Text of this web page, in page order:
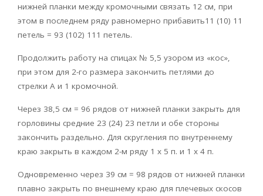
нижней планки между кромочными связать 12 см, при
этом в последнем ряду равномерно прибавить11 (10) 11
петель = 93 (102) 111 петель.
Продолжить работу на спицах № 5,5 узором из «кос»,
при этом для 2-го размера закончить петлями до
стрелки А и 1 кромочной.
Через 38,5 см = 96 рядов от нижней планки закрыть для
горловины средние 23 (24) 23 петли и обе стороны
закончить раздельно. Для скругления по внутреннему
краю закрыть в каждом 2-м ряду 1 х 5 п. и 1 х 4 п.
Одновременно через 39 см = 98 рядов от нижней планки
плавно закрыть по внешнему краю для плечевых скосов